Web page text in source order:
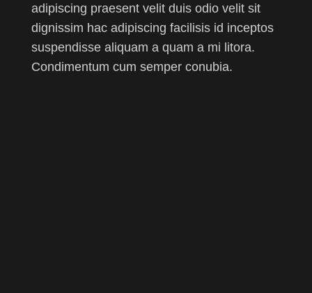
adipiscing praesent velit duis odio velit sit
dignissim hac adipiscing facilisis id inceptos
suspendisse aliquam a quam a mi litora.
Condimentum cum semper conubia.